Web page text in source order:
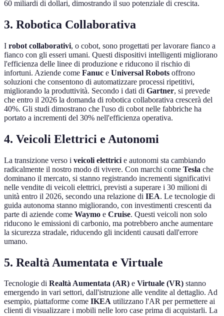
60 miliardi di dollari, dimostrando il suo potenziale di crescita.
3. Robotica Collaborativa
I robot collaborativi, o cobot, sono progettati per lavorare fianco a
fianco con gli esseri umani. Questi dispositivi intelligenti migliorano
l'efficienza delle linee di produzione e riducono il rischio di
infortuni. Aziende come Fanuc e Universal Robots offrono
soluzioni che consentono di automatizzare processi ripetitivi,
migliorando la produttività. Secondo i dati di Gartner, si prevede
che entro il 2026 la domanda di robotica collaborativa crescerà del
40%. Gli studi dimostrano che l'uso di cobot nelle fabbriche ha
portato a incrementi del 30% nell'efficienza operativa.
4. Veicoli Elettrici e Autonomi
La transizione verso i veicoli elettrici e autonomi sta cambiando
radicalmente il nostro modo di vivere. Con marchi come Tesla che
dominano il mercato, si stanno registrando incrementi significativi
nelle vendite di veicoli elettrici, previsti a superare i 30 milioni di
unità entro il 2026, secondo una relazione di IEA. Le tecnologie di
guida autonoma stanno migliorando, con investimenti crescenti da
parte di aziende come Waymo e Cruise. Questi veicoli non solo
riducono le emissioni di carbonio, ma potrebbero anche aumentare
la sicurezza stradale, riducendo gli incidenti causati dall'errore
umano.
5. Realtà Aumentata e Virtuale
Tecnologie di Realtà Aumentata (AR) e Virtuale (VR) stanno
emergendo in vari settori, dall'istruzione alle vendite al dettaglio. Ad
esempio, piattaforme come IKEA utilizzano l'AR per permettere ai
clienti di visualizzare i mobili nelle loro case prima di acquistarli. La